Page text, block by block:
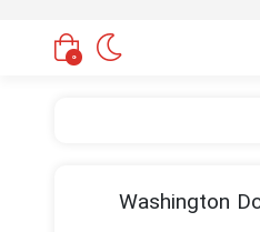
0
Washington